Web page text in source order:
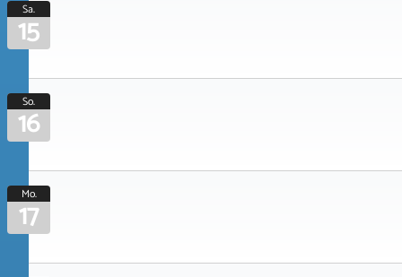
Sa.
15
So.
16
Mo.
17